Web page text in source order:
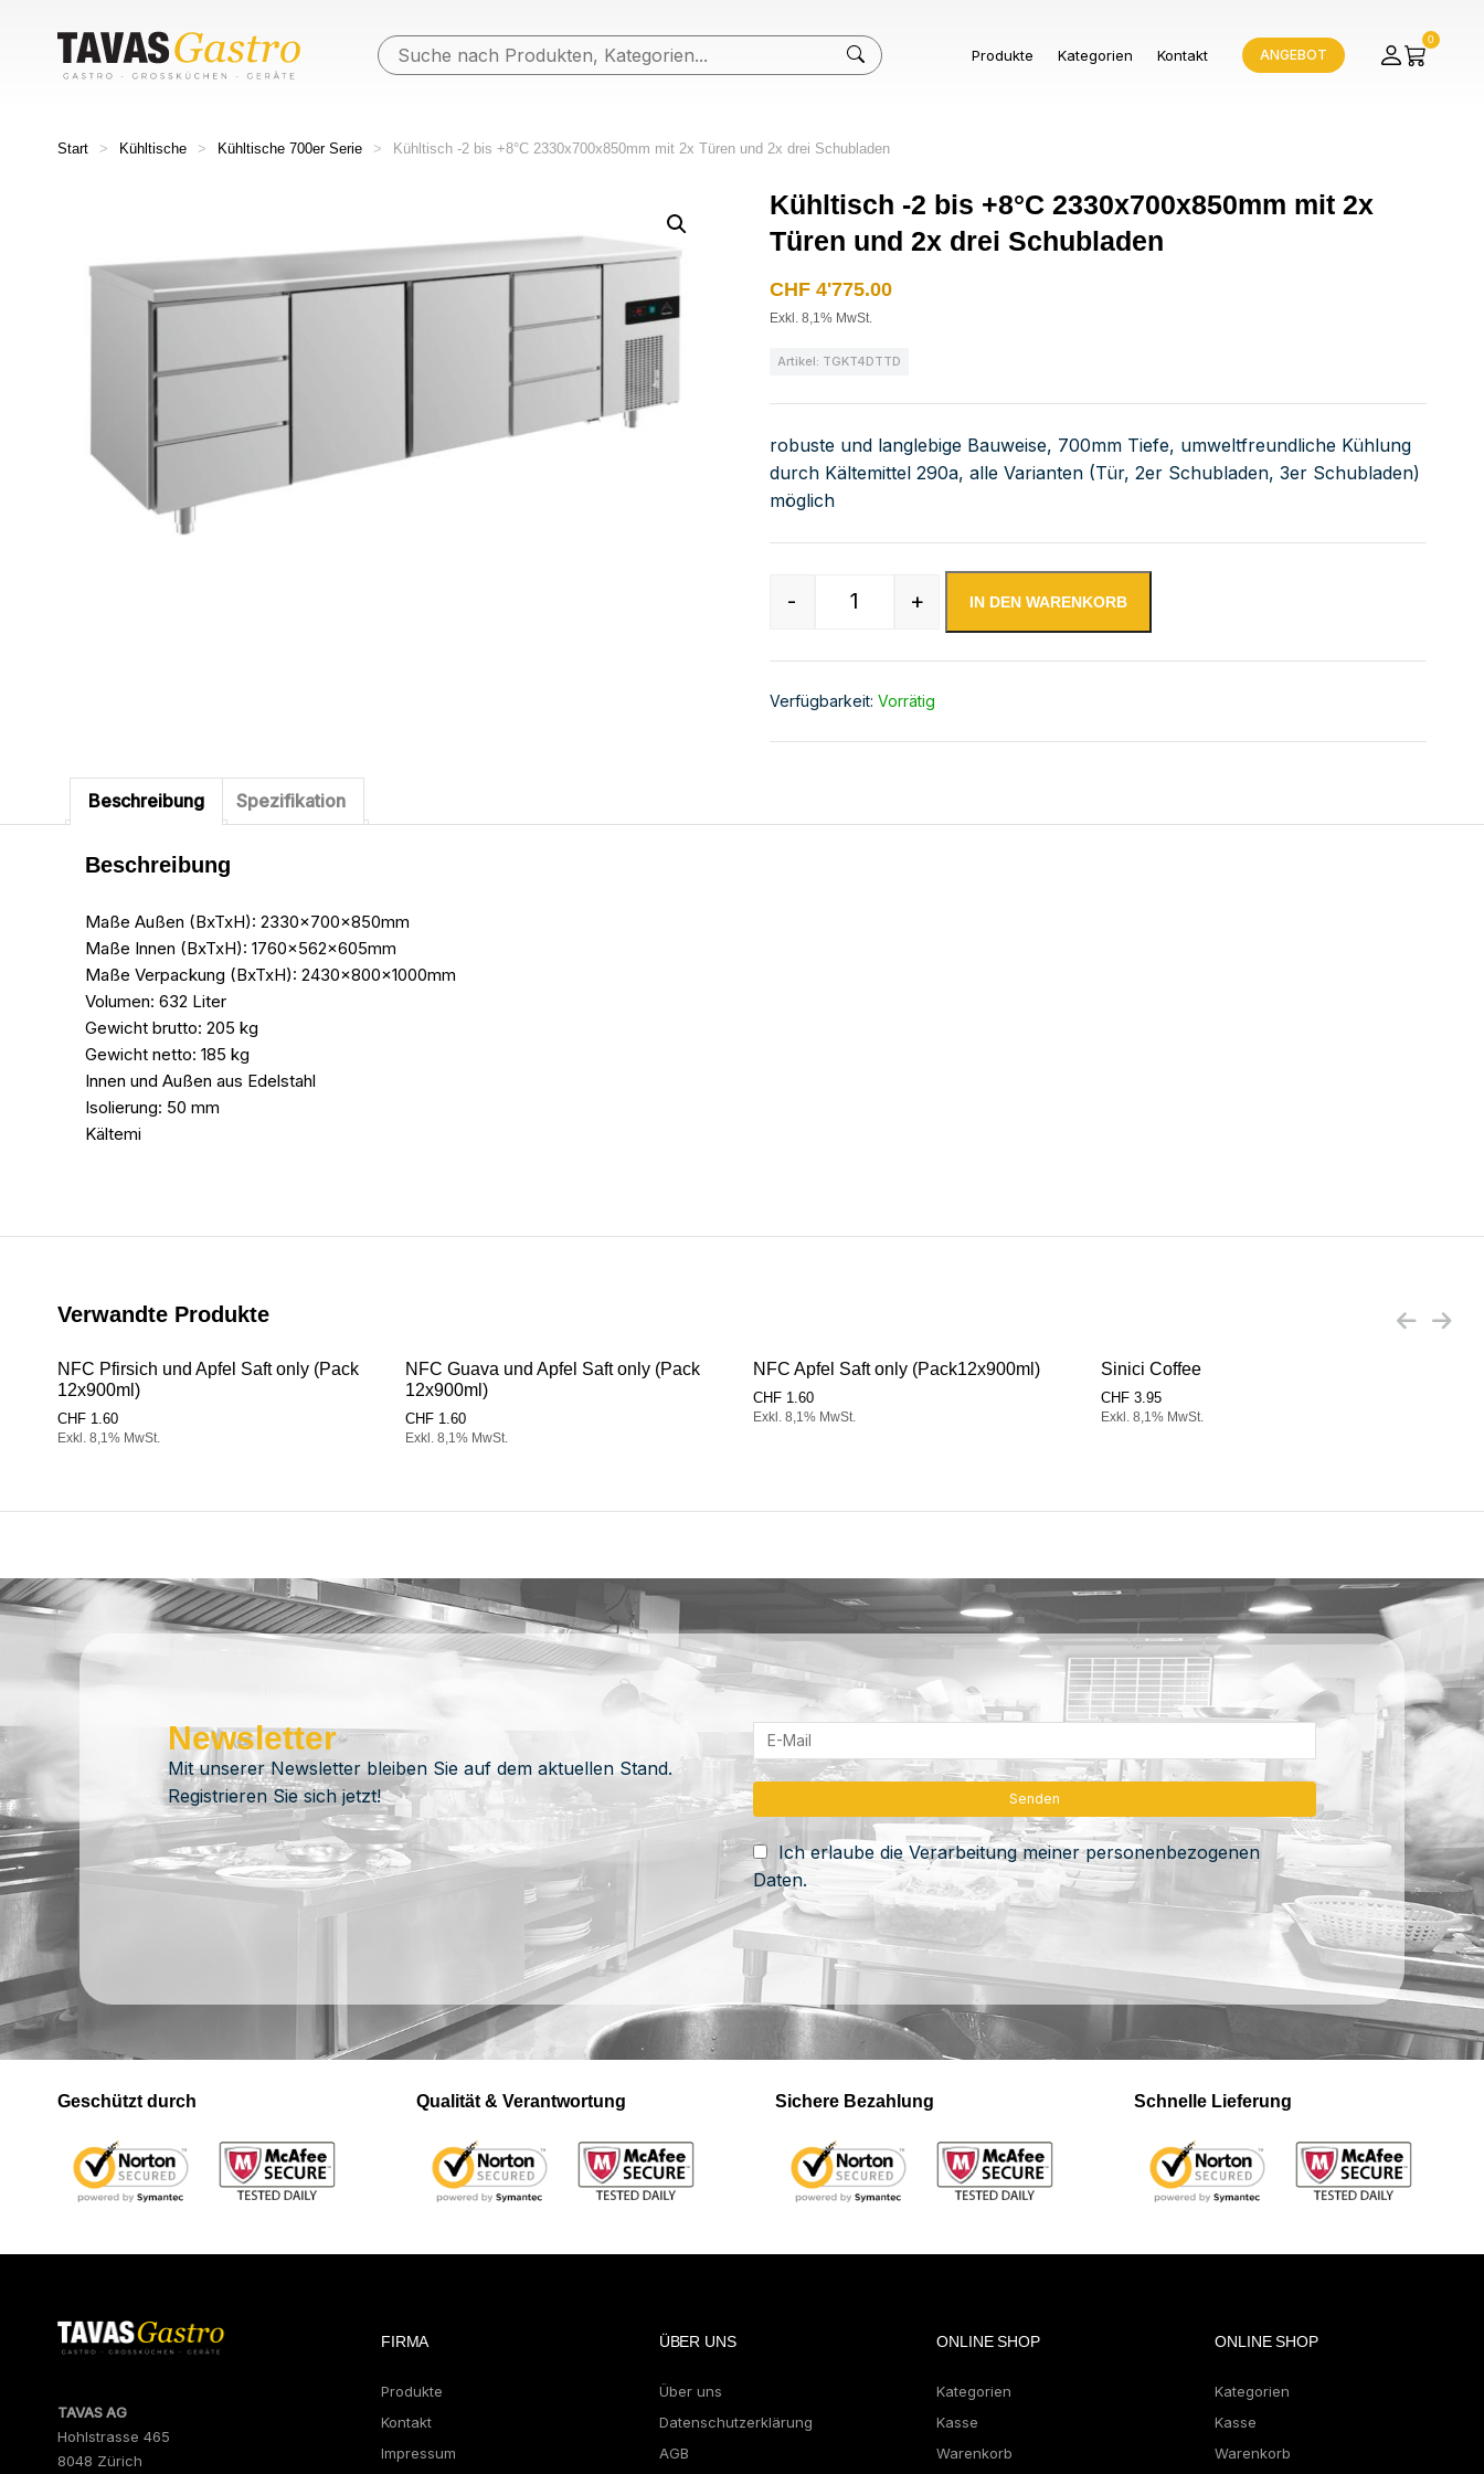
Produkte Kategorien Kontakt ANGEBOT
0
Start > Kühltische > Kühltische 700er Serie > Kühltisch -2 bis +8°C 2330x700x850mm mit 2x Türen und 2x drei Schubladen
Kühltisch -2 bis +8°C 2330x700x850mm mit 2x
Türen und 2x drei Schubladen
CHF4'775.00
Exkl. 8,1% MwSt.
Artikel: TGKT4DTTD
robuste und langlebige Bauweise, 700mm Tiefe, umweltfreundliche Kühlung
durch Kältemittel 290a, alle Varianten (Tür, 2er Schubladen, 3er Schubladen)
möglich
Kühltisch -2 bis +8°C 2330x700x850mm mit 2x Türen und 2x drei
- + IN DEN WARENKORB
Verfügbarkeit: Vorrätig
Beschreibung Spezifikation
Beschreibung
Maße Außen (BxTxH): 2330x700x850mm
Maße Innen (BxTxH): 1760x562x605mm
Maße Verpackung (BxTxH): 2430x800x1000mm
Volumen: 632 Liter
Gewicht brutto: 205 kg
Gewicht netto: 185 kg
Innen und Außen aus Edelstahl
Isolierung: 50 mm
Kältemi
Verwandte Produkte
NFC Pfirsich und Apfel Saft only (Pack
12x900ml)
CHF 1.60
Exkl. 8,1% MwSt.
NFC Guava und Apfel Saft only (Pack
12x900ml)
CHF 1.60
Exkl. 8,1% MwSt.
NFC Apfel Saft only (Pack12x900ml)
CHF 1.60
Exkl. 8,1% MwSt.
Sinici Coffee
CHF 3.95
Exkl. 8,1% MwSt.
Newsletter
Mit unserer Newsletter bleiben Sie auf dem aktuellen Stand.
Registrieren Sie sich jetzt!
Ich erlaube die Verarbeitung meiner personenbezogenen
Daten.
Geschützt durch Qualität & Verantwortung Sichere Bezahlung Schnelle Lieferung
TAVAS AG
Hohlstrasse 465
8048 Zürich
FIRMA
Produkte
Kontakt
Impressum
ÜBER UNS
Über uns
Datenschutzerklärung
AGB
ONLINE SHOP
Kategorien
Kasse
Warenkorb
ONLINE SHOP
Kategorien
Kasse
Warenkorb